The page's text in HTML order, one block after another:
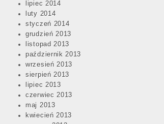
lipiec 2014
luty 2014
styczeń 2014
grudzień 2013
listopad 2013
październik 2013
wrzesień 2013
sierpień 2013
lipiec 2013
czerwiec 2013
maj 2013
kwiecień 2013